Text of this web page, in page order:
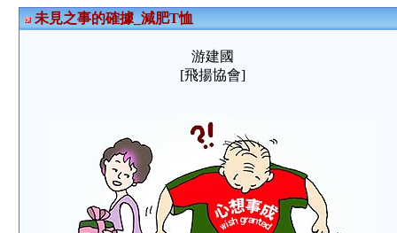
未見之事的確據_減肥T恤
游建國
[飛揚協會]